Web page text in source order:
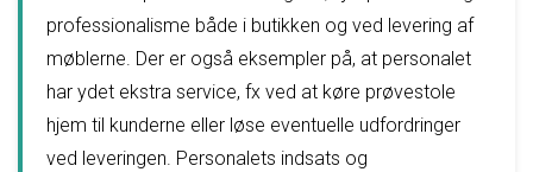
professionalisme både i butikken og ved levering af
møblerne. Der er også eksempler på, at personalet
har ydet ekstra service, fx ved at køre prøvestole
hjem til kunderne eller løse eventuelle udfordringer
ved leveringen. Personalets indsats og